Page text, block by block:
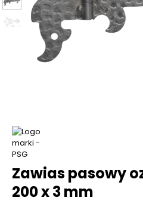
Zawias pasowy
200 x 3 mm